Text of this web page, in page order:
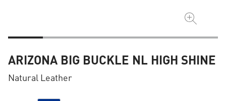
ARIZONA BIG BUCKLE NL HIGH SHINE
Natural Leather